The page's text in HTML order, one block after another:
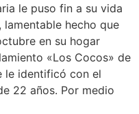
le puso fin a su vida
lamentable hecho que
en su hogar
«Los Cocos» de
le identificó con el
22 años. Por medio